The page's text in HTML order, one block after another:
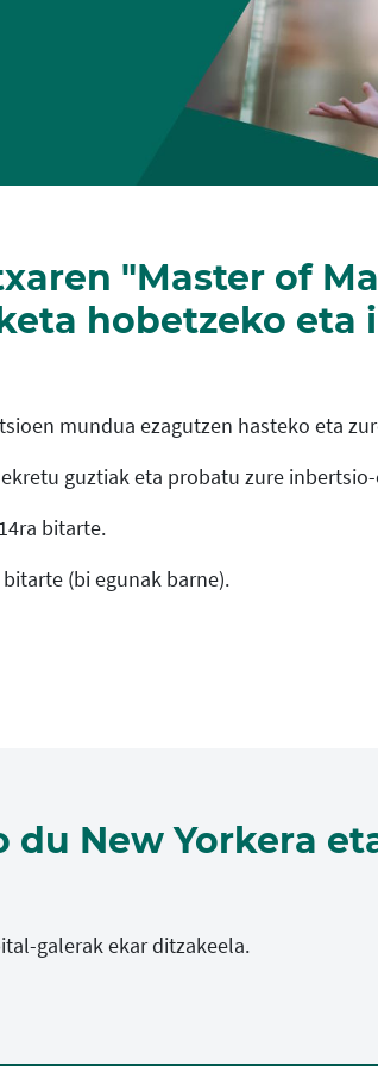
"Master of
hobetzeko eta
mundua ezagutzen hasteko eta
guztiak eta probatu zure
bitarte.
(bi egunak barne).
New Yorkera
galerak ekar ditzakeela.